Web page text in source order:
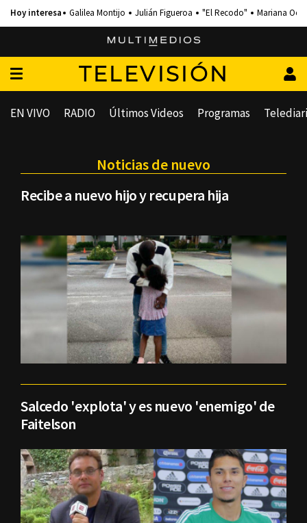
Galilea Montijo Julián Figueroa "El Recodo" Mariana
TELEVISIÓN
EN VIVO RADIO Últimos Videos Programas
Noticias de nuevo
Recibe a nuevo hijo y recupera hija
Salcedo 'explota' y es nuevo 'enemigo' de
Faitelson